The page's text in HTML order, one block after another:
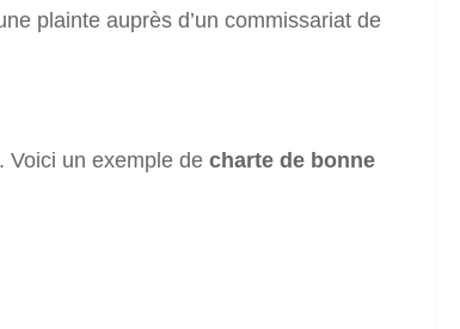
plainte auprès d’un commissariat de
Voici un exemple de charte de bonne